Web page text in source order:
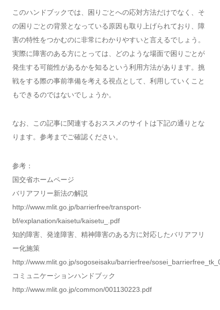
このハンドブックでは、困りごとへの応対方法だけでなく、そ
の困りごとの背景となっている原因も取り上げられており、障
害の特性をつかむのに非常にわかりやすいと言えるでしょう。
実際に障害のある方にとっては、どのような場面で困りごとが
発生する可能性があるかを知るという利用方法があります。挑
戦をする際の事前準備を考える視点として、利用していくこと
もできるのではないでしょうか。
なお、この記事に関連するおススメのサイトは下記の通りとな
ります。参考までご確認ください。
参考：
国交省ホームページ
バリアフリー新法の解説
http://www.mlit.go.jp/barrierfree/transport-
bf/explanation/kaisetu/kaisetu_.pdf
知的障害、発達障害、精神障害のある方に対応したバリアフリ
ー化施策
http://www.mlit.go.jp/sogoseisaku/barrierfree/
コミュニケーションハンドブック
http://www.mlit.go.jp/common/001130223.pdf